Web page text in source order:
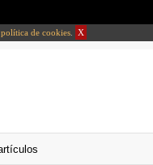
política de cookies X